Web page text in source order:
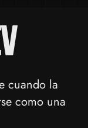
cuando la
como una